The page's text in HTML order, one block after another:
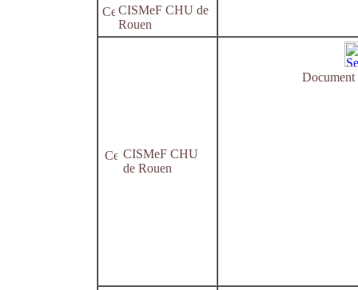
CISMeF CHU de
Rouen
CISMeF CHU
de Rouen
Document